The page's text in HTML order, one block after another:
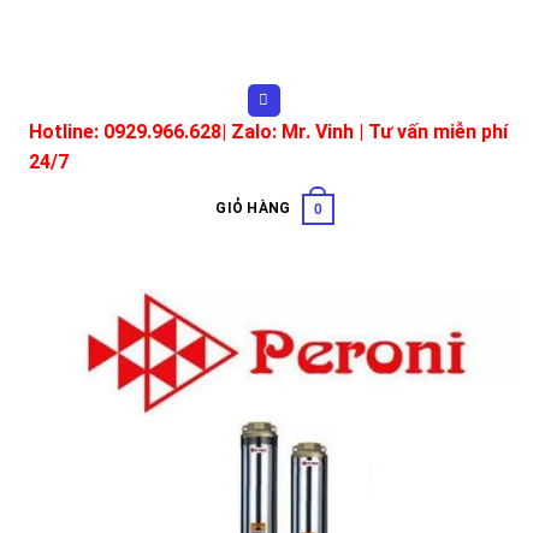
Hotline: 0929.966.628| Zalo: Mr. Vinh | Tư vấn miễn phí
24/7
GIỎ HÀNG 0